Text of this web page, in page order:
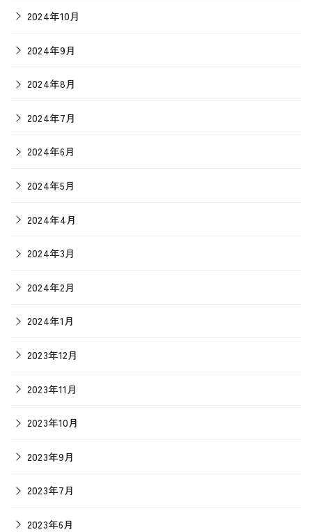
2024年10月
2024年9月
2024年8月
2024年7月
2024年6月
2024年5月
2024年4月
2024年3月
2024年2月
2024年1月
2023年12月
2023年11月
2023年10月
2023年9月
2023年7月
2023年6月